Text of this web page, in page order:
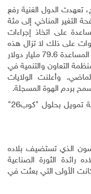
تعهدت الدول الغنية رفع
التغير المناخي إلى مئة
سنوياً بحلول عام 2020 للمساعدة على اتخاذ إجراءات
على ذلك لا تزال هذه
الدول بعيدة عن تحقيق الهدف فلم تتجاوز المساعدة 79.6 مليار دولار
عن منظمة التعاون والتنمية في
وأعلنت الولايات
بردم الهوة المسجلة.
وتجري كندا وألمانيا مشاورات لاقتراح خطة تمويل بحلول "كوب26"
الذي تستضيف بلاده
رائدة الثورة الصناعية
الأولى التي بعثت في